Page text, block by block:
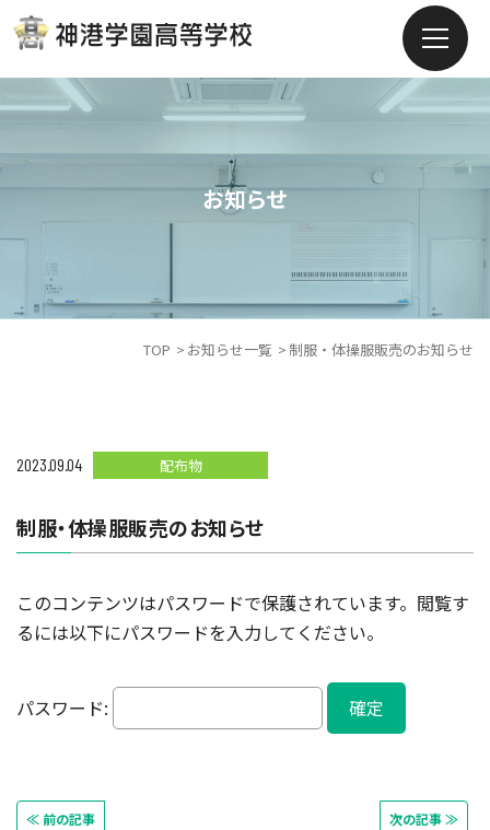
お知らせ
TOP お知らせ一覧 制服・体操服販売のお知らせ
2023.09.04 配布物
制服・体操服販売のお知らせ
このコンテンツはパスワードで保護されています。閲覧す
るには以下にパスワードを入力してください。
パスワード:
≪ 前の記事 次の記事 ≫